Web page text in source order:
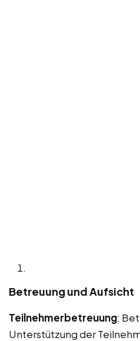
Betreuung und Aufsicht
Teilnehmerbetreuung:
Unterstützung der